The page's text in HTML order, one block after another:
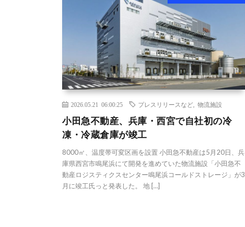
2026.05.21 06:00:25 プレスリリースなど 物流施設
小田急不動産、兵庫・西宮で自社初の冷
凍・冷蔵倉庫が竣工
8000㎡、温度帯可変区画を設置 小田急不動産は5月20日、兵
庫県西宮市鳴尾浜にて開発を進めていた物流施設「小田急不
動産ロジスティクスセンター鳴尾浜コールドストレージ」が3
月に竣工氏っと発表した。 地 […]